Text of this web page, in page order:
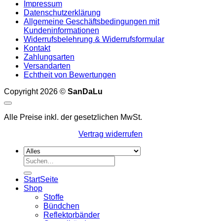
Impressum
Datenschutzerklärung
Allgemeine Geschäftsbedingungen mit
Kundeninformationen
Widerrufsbelehrung & Widerrufsformular
Kontakt
Zahlungsarten
Versandarten
Echtheit von Bewertungen
Copyright 2026 © SanDaLu
Alle Preise inkl. der gesetzlichen MwSt.
Vertrag widerrufen
Suchen
nach:
StartSeite
Shop
Stoffe
Bündchen
Reflektorbänder